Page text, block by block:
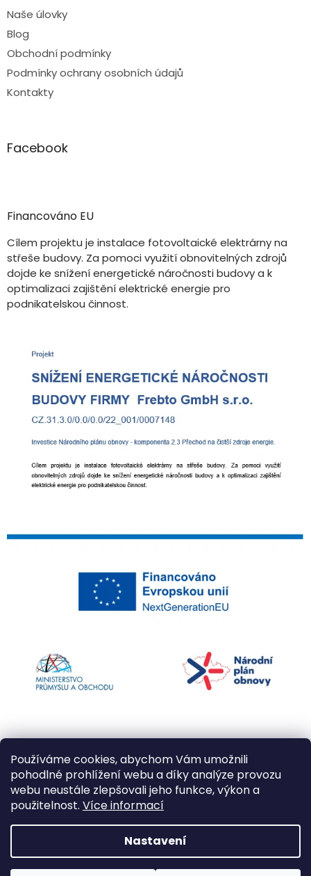
Používáme cookies, abychom Vám umožnili
pohodlné prohlížení webu a díky analýze provozu
webu neustále zlepšovali jeho funkce, výkon a
použitelnost. Více informací
Nastavení
Naše úlovky
Blog
Obchodní podmínky
Podmínky ochrany osobních údajů
Kontakty
Facebook
Financováno EU
Cílem projektu je instalace fotovoltaické elektrárny na
střeše budovy. Za pomoci využití obnovitelných zdrojů
dojde ke snížení energetické náročnosti budovy a k
optimalizaci zajištění elektrické energie pro
podnikatelskou činnost.
Vytvořil Shoptet
Copyright 2026Kapří kuličky. Všechna práva